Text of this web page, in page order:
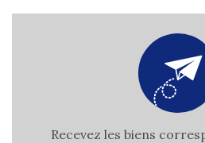
Recevez les biens